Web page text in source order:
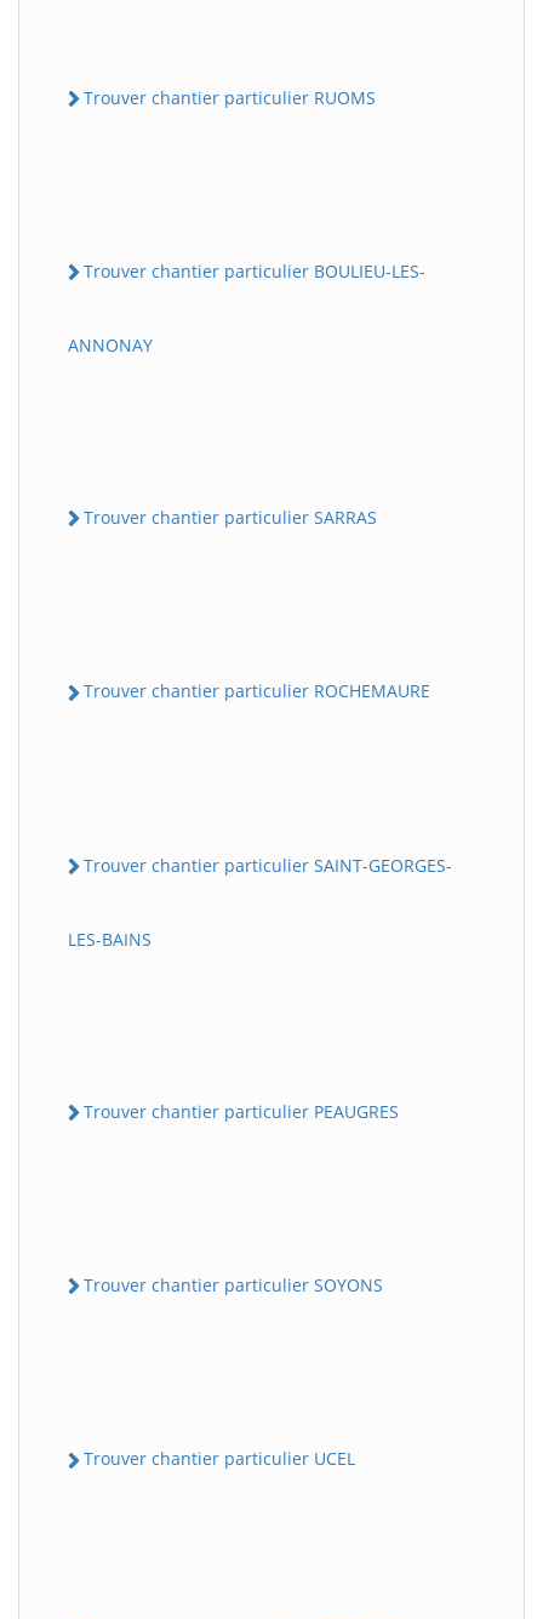
Trouver chantier particulier RUOMS
Trouver chantier particulier BOULIEU-LES-
ANNONAY
Trouver chantier particulier SARRAS
Trouver chantier particulier ROCHEMAURE
Trouver chantier particulier SAINT-GEORGES-
LES-BAINS
Trouver chantier particulier PEAUGRES
Trouver chantier particulier SOYONS
Trouver chantier particulier UCEL